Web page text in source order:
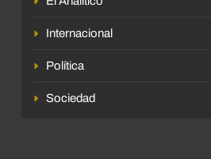
Internacional
Política
Sociedad